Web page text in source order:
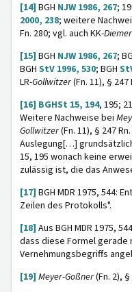
[14] BGH NJW 1986, 267;
2000, 238; weitere
Fn. 280; vgl. auch KK-Diemer
[15] BGH NJW 1986, 267;
BGH StV 1996, 530; BGH
LR-Gollwitzer(Fn. 11), § 247
[16] BGHSt 15, 194, 195;
Weitere Nachweise bei
Gollwitzer(Fn. 11), § 247
Auslegung[…]
15, 195 wonach keine
zulässig ist, die das
[17] BGH MDR 1975, 544:
Zeilen des Protokolls".
[18] Aus BGH MDR 1975,
dass diese Formel
Vernehmungsbegriffs
[19] Meyer-Goßner(Fn. 2), §